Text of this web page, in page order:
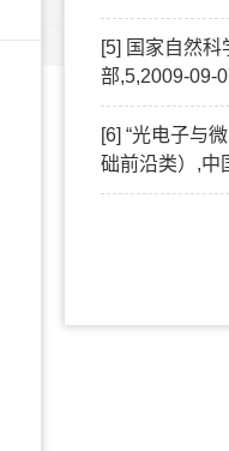
[5] 国家自然
部,5,2009-09-
[6] “光电子与
础前沿类）,中